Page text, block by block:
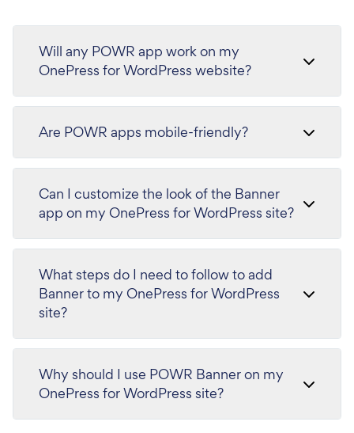
Will any POWR app work on my
OnePress for WordPress website?
Are POWR apps mobile-friendly?
Can I customize the look of the Banner
app on my OnePress for WordPress site?
What steps do I need to follow to add
Banner to my OnePress for WordPress
site?
Why should I use POWR Banner on my
OnePress for WordPress site?